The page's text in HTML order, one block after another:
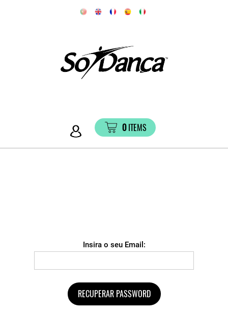
0ITEMS
Insira o seu Email: